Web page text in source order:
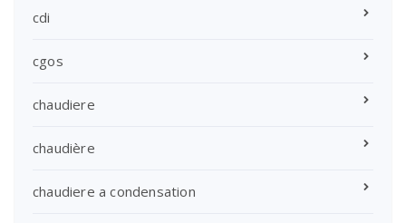
cdi
cgos
chaudiere
chaudière
chaudiere a condensation